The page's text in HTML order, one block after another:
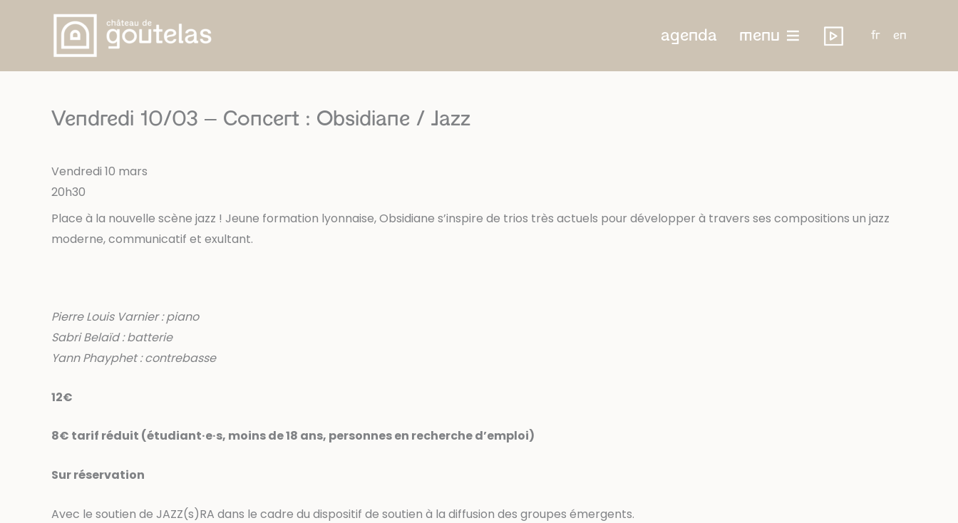
agenda menu fr en
Vendredi 10/03 – Concert : Obsidiane / Jazz
Vendredi 10 mars
20h30
Place à la nouvelle scène jazz ! Jeune formation lyonnaise, Obsidiane s’inspire de trios très actuels pour développer à travers ses compositions un jazz
moderne, communicatif et exultant.
Pierre Louis Varnier : piano
Sabri Belaïd : batterie
Yann Phayphet : contrebasse
12€
8€ tarif réduit (étudiant·e·s, moins de 18 ans, personnes en recherche d’emploi)
Sur réservation
Avec le soutien de JAZZ(s)RA dans le cadre du dispositif de soutien à la diffusion des groupes émergents.